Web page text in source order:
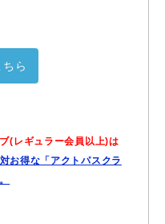
ちら
(レギュラー会員以上)は
お得な「アクトパスクラ